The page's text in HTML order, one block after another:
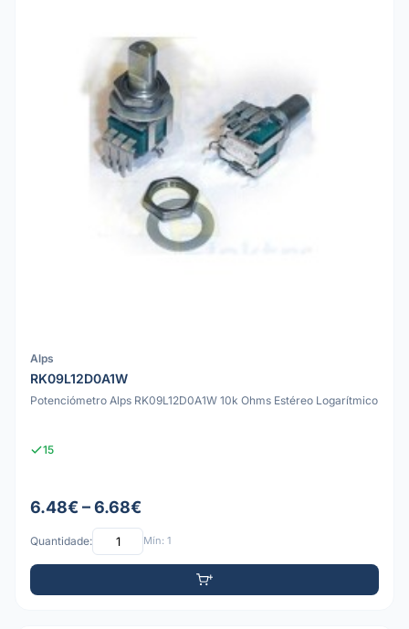
Alps
RK09L12D0A1W
Potenciómetro Alps RK09L12D0A1W 10k Ohms Estéreo Logarítmico
15
6.48€ – 6.68€
Quantidade: Mín: 1